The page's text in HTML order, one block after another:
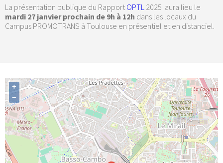
La présentation publique du Rapport OPTL 2025 aura lieu le
mardi 27 janvier prochain de 9h à 12h dans les locaux du
Campus PROMOTRANS à Toulouse en présentiel et en distanciel.
+
−